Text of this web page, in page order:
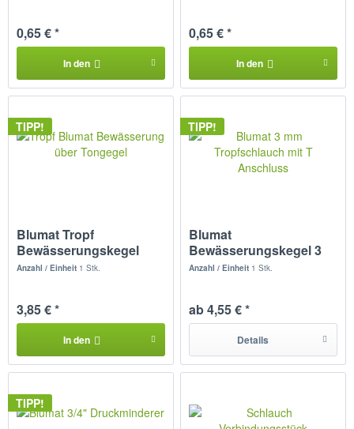
0,65 € *
In den
0,65 € *
In den
TIPP!
Blumat Tropf
Bewässerungskegel
ohne Tropfschlauch
Anzahl / Einheit 1 Stk.
3,85 € *
In den
TIPP!
Blumat
Bewässerungskegel 3
mm Tropfschlauch +...
Anzahl / Einheit 1 Stk.
ab 4,55 € *
Details
TIPP!